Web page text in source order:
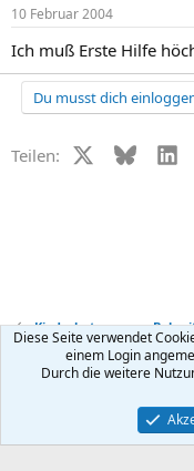
10 Februar 2004
Ich muß Erste Hilfe
Du musst dich
Teilen: X (Twitter)
Bluesky
Kinderbetreuung +
Kontakt
Community platform by
Diese Seite verwendet
einem Login
Durch die weitere